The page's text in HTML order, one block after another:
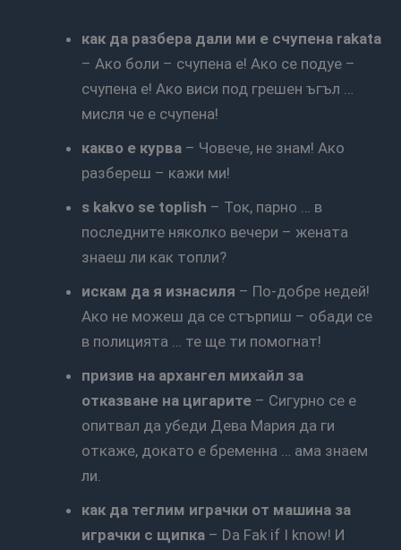
как да разбера дали ми е счупенa rakata
– Ако боли – счупена е! Ако се подуе –
счупена е! Ако виси под грешен ъгъл …
мисля че е счупена!
какво е курва – Човече, не знам! Ако
разбереш – кажи ми!
s kakvo se toplish – Ток, парно … в
последните няколко вечери – жената
знаеш ли как топли?
искам да я изнасиля – По-добре недей!
Ако не можеш да се стърпиш – обади се
в полицията … те ще ти помогнат!
призив на архангел михайл за
отказване на цигарите – Сигурно се е
опитвал да убеди Дева Мария да ги
откаже, докато е бременна … ама знаем
ли.
как да теглим играчки от машина за
играчки с щипка – Da Fak if I know! И